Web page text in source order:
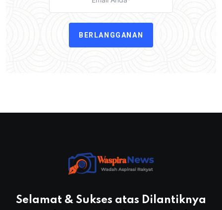
BERLANGGANAN
Selamat & Sukses atas Dilantiknya